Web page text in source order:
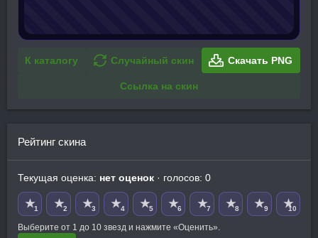
К каталогу Случайный скин Скачать PNG
Ссылка на скин
Рейтинг скина
Текущая оценка: нет оценок · голосов: 0
★1 ★2 ★3 ★4 ★5 ★6 ★7 ★8 ★9 ★10
Выберите от 1 до 10 звезд и нажмите «Оценить».